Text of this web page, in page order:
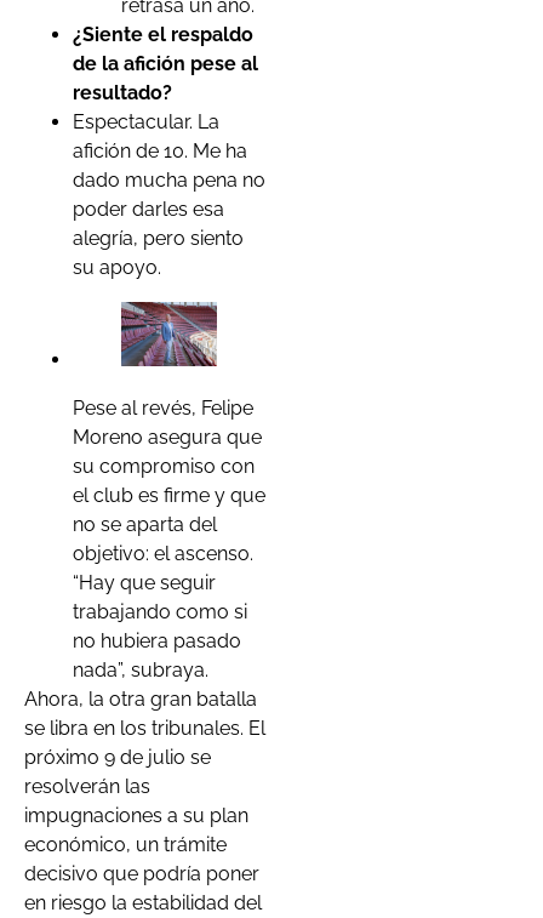
retrasa un año.
¿Siente el respaldo
de la afición pese al
resultado?
Espectacular. La
afición de 10. Me ha
dado mucha pena no
poder darles esa
alegría, pero siento
su apoyo.
Pese al revés, Felipe
Moreno asegura que
su compromiso con
el club es firme y que
no se aparta del
objetivo: el ascenso.
“Hay que seguir
trabajando como si
no hubiera pasado
nada”, subraya.
Ahora, la otra gran batalla
se libra en los tribunales. El
próximo 9 de julio se
resolverán las
impugnaciones a su plan
económico, un trámite
decisivo que podría poner
en riesgo la estabilidad del